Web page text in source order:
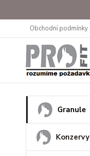
Obchodní podmínky
Granule
Konzervy